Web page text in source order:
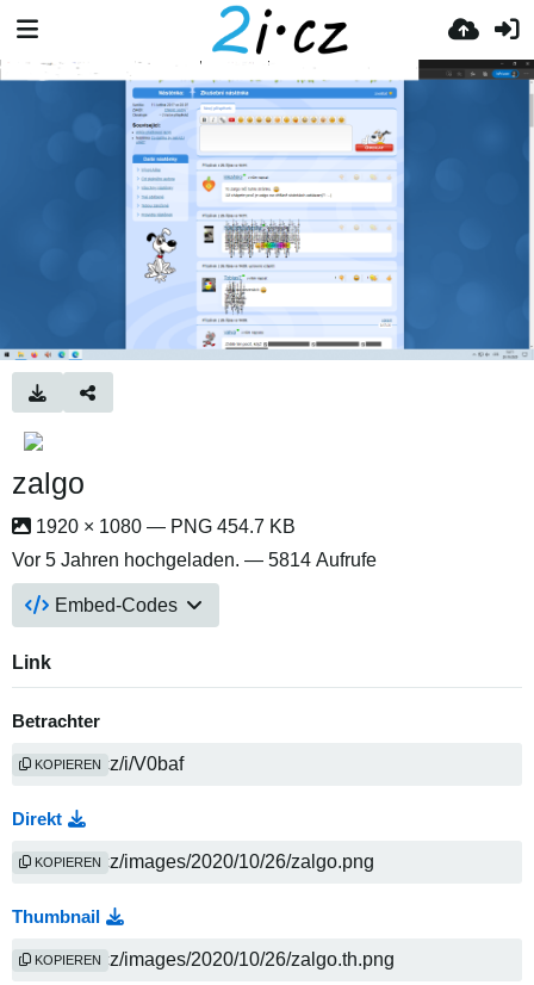
zalgo
1920 × 1080 — PNG 454.7 KB
Vor 5 Jahren hochgeladen. — 5814 Aufrufe
Embed-Codes
Link
Betrachter
KOPIEREN
Direkt
KOPIEREN
Thumbnail
KOPIEREN